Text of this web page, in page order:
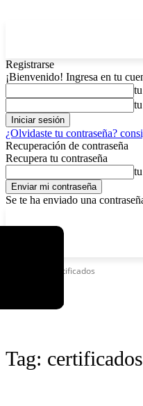
Registrarse
¡Bienvenido! Ingresa en tu
¿Olvidaste tu contraseña?
Recuperación de contraseña
Recupera tu contraseña
Se te ha enviado una
Certificados
Tag: certificados